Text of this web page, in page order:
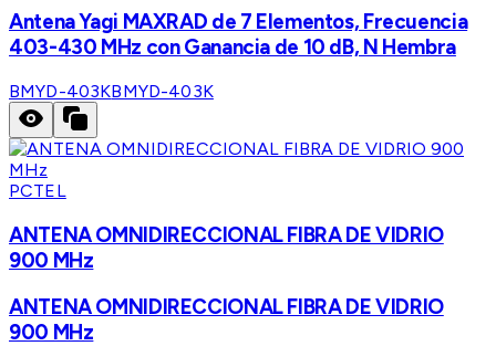
Antena Yagi MAXRAD de 7 Elementos, Frecuencia
403-430 MHz con Ganancia de 10 dB, N Hembra
BMYD-403KBMYD-403K
PCTEL
ANTENA OMNIDIRECCIONAL FIBRA DE VIDRIO
900 MHz
ANTENA OMNIDIRECCIONAL FIBRA DE VIDRIO
900 MHz